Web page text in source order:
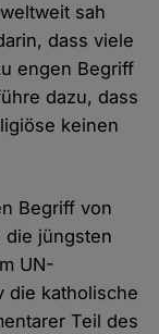
sah
dass viele
engen Begriff
dazu, dass
keinen
Begriff von
die jüngsten
UN-
die katholische
Teil des